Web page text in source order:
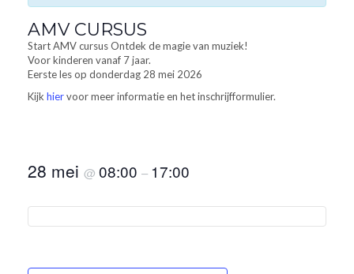
AMV CURSUS
Start AMV cursus Ontdek de magie van muziek!
Voor kinderen vanaf 7 jaar.
Eerste les op donderdag 28 mei 2026
Kijk hiervoor meer informatie en het inschrijfformulier.
28 mei @ 08:00 – 17:00